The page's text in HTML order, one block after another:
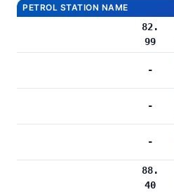
PETROL STATION NAME
82.
99
-
-
-
88.
40